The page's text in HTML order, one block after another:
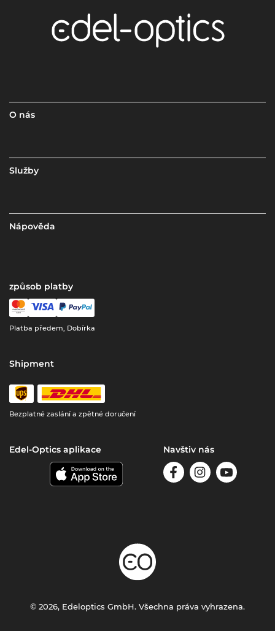
O nás
Služby
Nápověda
způsob platby
Platba předem, Dobírka
Shipment
Bezplatné zaslání a zpětné doručení
Edel-Optics aplikace Navštiv nás
© 2026, Edeloptics GmbH. Všechna práva vyhrazena.